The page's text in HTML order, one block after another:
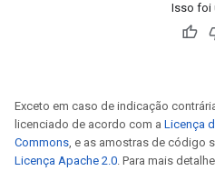
Isso foi
Exceto em caso de indicação
licenciado de acordo com a Licença
Commons, e as amostras de código
Licença Apache 2.0. Para mais